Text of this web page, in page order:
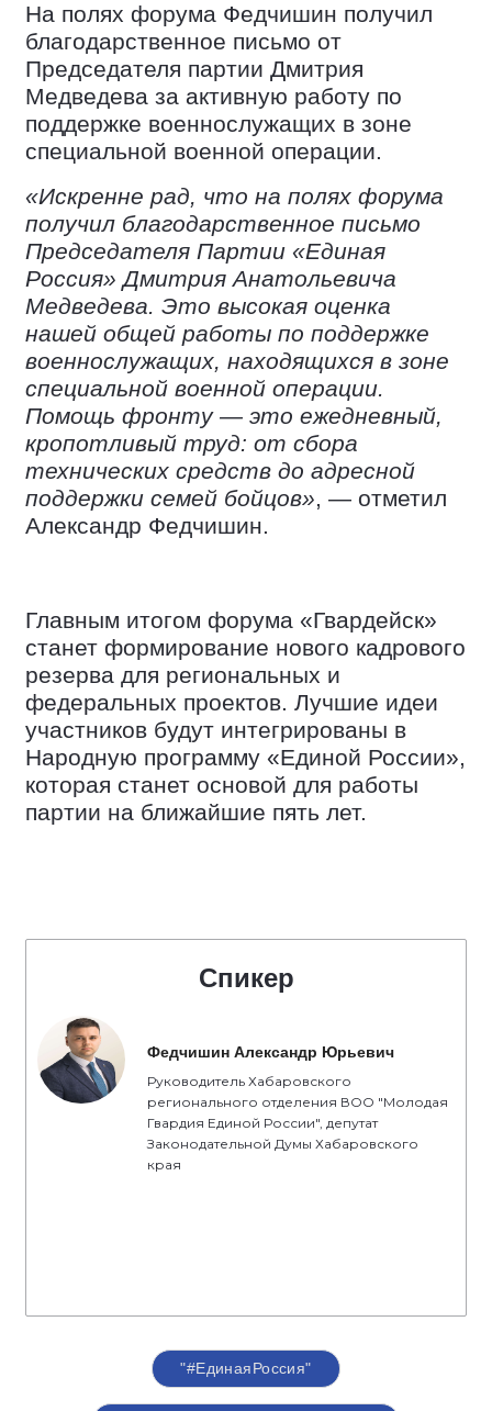
На полях форума Федчишин получил
благодарственное письмо от
Председателя партии Дмитрия
Медведева за активную работу по
поддержке военнослужащих в зоне
специальной военной операции.
«Искренне рад, что на полях форума
получил благодарственное письмо
Председателя Партии «Единая
Россия» Дмитрия Анатольевича
Медведева. Это высокая оценка
нашей общей работы по поддержке
военнослужащих, находящихся в зоне
специальной военной операции.
Помощь фронту — это ежедневный,
кропотливый труд: от сбора
технических средств до адресной
поддержки семей бойцов», — отметил
Александр Федчишин.
Главным итогом форума «Гвардейск»
станет формирование нового кадрового
резерва для региональных и
федеральных проектов. Лучшие идеи
участников будут интегрированы в
Народную программу «Единой России»,
которая станет основой для работы
партии на ближайшие пять лет.
Спикер
Федчишин Александр Юрьевич
Руководитель Хабаровского
регионального отделения ВОО "Молодая
Гвардия Единой России", депутат
Законодательной Думы Хабаровского
края
"#ЕдинаяРоссия"